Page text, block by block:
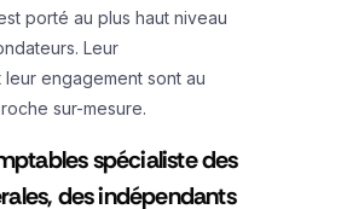
porté au plus haut niveau
Leur
engagement sont au
sur-mesure.
spécialiste des
des indépendants